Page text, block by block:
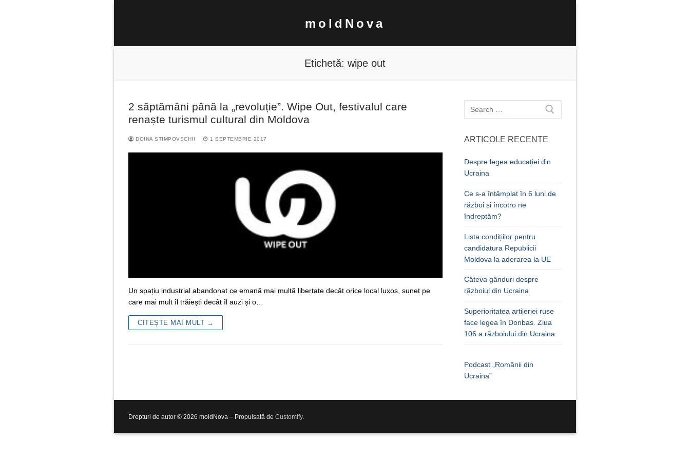
moldNova
Caută
după:
Etichetă: wipe out
2 săptămâni până la „revoluție”. Wipe Out, festivalul care
renaște turismul cultural din Moldova
DOINA STIMPOVSCHII 1 SEPTEMBRIE 2017
Un spațiu industrial abandonat ce emană mai multă libertate decât orice local luxos, sunet pe
care mai mult îl trăiești decât îl auzi și o…
CITEȘTE MAI MULT →
Caută
după:
ARTICOLE RECENTE
Despre legea educației din
Ucraina
Ce s-a întâmplat în 6 luni de
război și încotro ne
îndreptăm?
Lista condițiilor pentru
candidatura Republicii
Moldova la aderarea la UE
Câteva gânduri despre
războiul din Ucraina
Superioritatea artileriei ruse
face legea în Donbas. Ziua
106 a războiului din Ucraina
Podcast „Românii din
Ucraina”
Drepturi de autor © 2026 moldNova – Propulsată de Customify.